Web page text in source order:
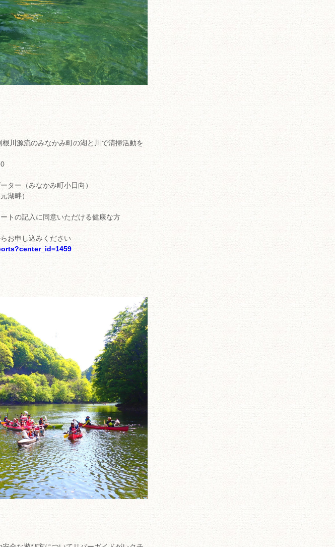
川源流のみなかみ町の湖と川で清掃活動を
ー（みなかみ町小日向）
湖畔）
トの記入に同意いただける健康な方
お申し込みください